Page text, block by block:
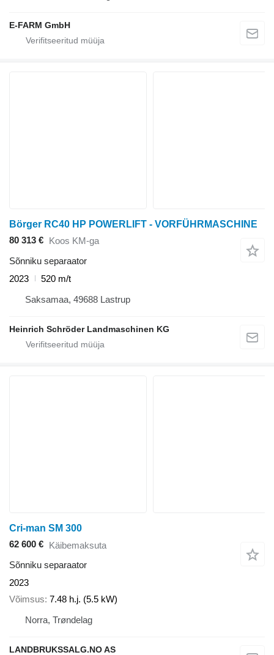
E-FARM GmbH
Börger RC40 HP POWERLIFT - VORFÜHRMASCHINE
80 313 €
Koos KM-ga
Sõnniku separaator
2023
520 m/t
Saksamaa, 49688 Lastrup
Heinrich Schröder Landmaschinen KG
Cri-man SM 300
62 600 € Käibemaksuta
Sõnniku separaator
2023
Võimsus 7.48 h.j. (5.5 kW)
Norra, Trøndelag
LANDBRUKSSALG.NO AS